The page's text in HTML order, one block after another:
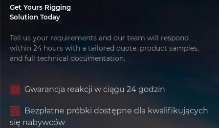
Get Yours Rigging
Solution Today
Tell us your requirements and our team will respond
within 24 hours with a tailored quote, product samples,
and full technical documentation.
Gwarancja reakcji w ciągu 24 godzin
Bezpłatne próbki dostępne dla kwalifikujących
się nabywców